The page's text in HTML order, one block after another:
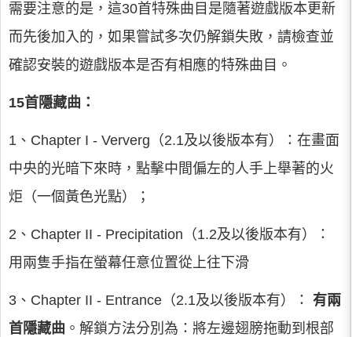
需要注意的是，這30首特殊曲目是隨著遊戲版本更新
而先後加入的，如果嘗試多次仍解鎖失敗，請檢查並
確認安裝的遊戲版本是否有相應的特殊曲目。
15首隱藏曲：
1、Chapter I - Ververg（2.1及以後版本有）：在畫面
中央的光暗下來時，點擊中間偏左的人手上舉著的火
炬（一個黃色光點）；
2、Chapter II - Precipitation（1.2及以後版本有）：
用兩隻手指在螢幕任意位置從上往下滑
3、Chapter II - Entrance（2.1及以後版本有）： 有兩
首隱藏曲 。解鎖方法分別為：將左邊翅膀拖動到根部